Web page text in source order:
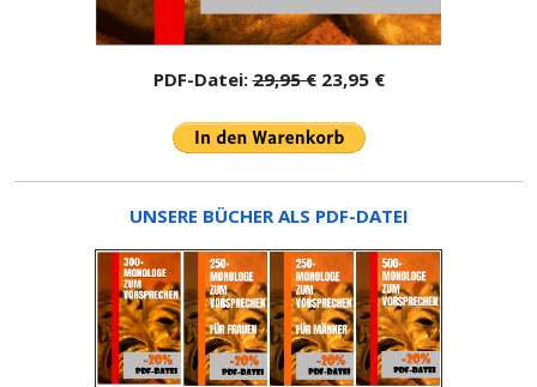
PDF-Datei:29,95 €23,95 €
UNSERE BÜCHER ALS PDF-DATEI